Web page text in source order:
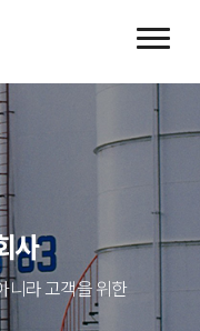
사
니라 고객을 위한